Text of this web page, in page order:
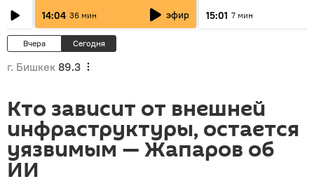
14:04 36 мин эфир 15:01 7 мин
Вчера Сегодня
г. Бишкек 89.3
Кто зависит от внешней
инфраструктуры, остается
уязвимым — Жапаров об
ИИ